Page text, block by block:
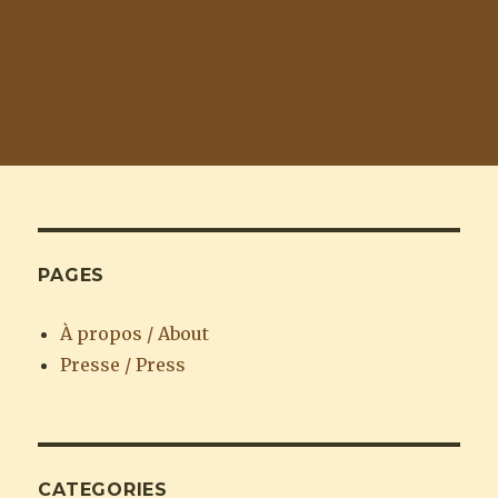
PAGES
À propos / About
Presse / Press
CATEGORIES